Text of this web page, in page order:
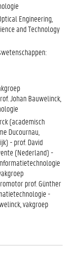
Engineering,
and Technology
Johan Bauwelinck,
(academisch
Ducournau,
- prof. David
(Nederland) -
prof. Günther
-
vakgroep